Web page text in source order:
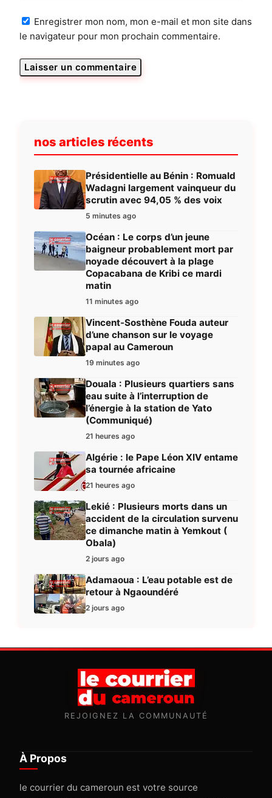
Enregistrer mon nom, mon e-mail et mon site dans
le navigateur pour mon prochain commentaire.
nos articles récents
Présidentielle au Bénin : Romuald
Wadagni largement vainqueur du
scrutin avec 94,05 % des voix
5 minutes ago
Océan : Le corps d’un jeune
baigneur probablement mort par
noyade découvert à la plage
Copacabana de Kribi ce mardi
matin
11 minutes ago
Vincent-Sosthène Fouda auteur
d’une chanson sur le voyage
papal au Cameroun
19 minutes ago
Douala : Plusieurs quartiers sans
eau suite à l’interruption de
l’énergie à la station de Yato
(Communiqué)
21 heures ago
Algérie : le Pape Léon XIV entame
sa tournée africaine
21 heures ago
Lekié : Plusieurs morts dans un
accident de la circulation survenu
ce dimanche matin à Yemkout (
Obala)
2 jours ago
Adamaoua : L’eau potable est de
retour à Ngaoundéré
2 jours ago
REJOIGNEZ LA COMMUNAUTÉ
À Propos
le courrier du cameroun est votre source